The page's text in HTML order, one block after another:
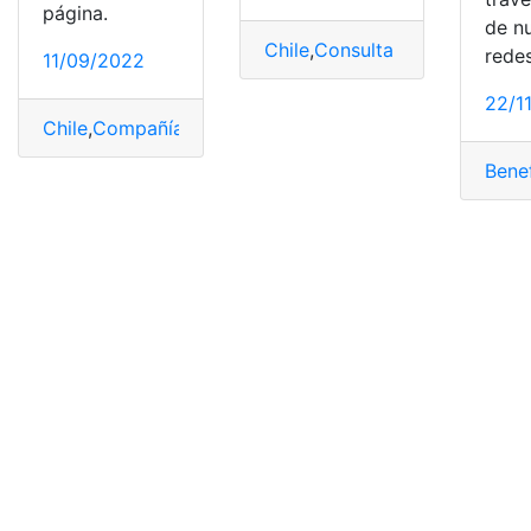
página.
11/09/2022
Chile,Compañías
Chile,Consulta online
de
22/